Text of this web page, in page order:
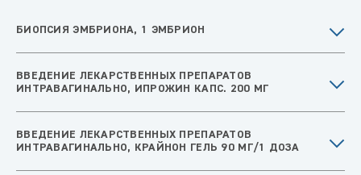
БИОПСИЯ ЭМБРИОНА, 1 ЭМБРИОН
ВВЕДЕНИЕ ЛЕКАРСТВЕННЫХ ПРЕПАРАТОВ
ИНТРАВАГИНАЛЬНО, ИПРОЖИН КАПС. 200 МГ
ВВЕДЕНИЕ ЛЕКАРСТВЕННЫХ ПРЕПАРАТОВ
ИНТРАВАГИНАЛЬНО, КРАЙНОН ГЕЛЬ 90 МГ/1 ДОЗА